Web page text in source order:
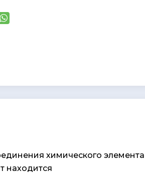
химического элемента
находится